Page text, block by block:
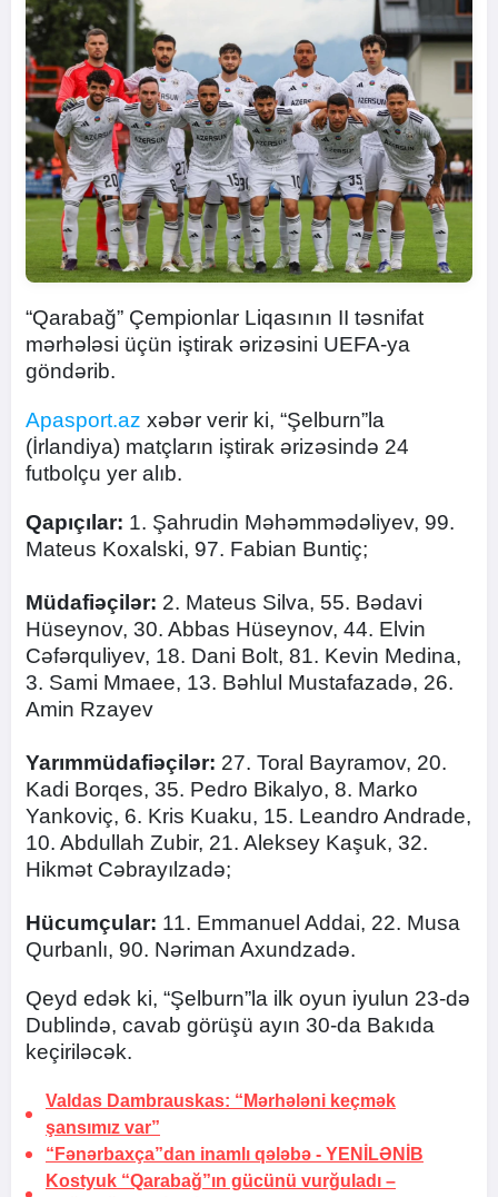
“Qarabağ” Çempionlar Liqasının II təsnifat
mərhələsi üçün iştirak ərizəsini UEFA-ya
göndərib.
Apasport.az xəbər verir ki, “Şelburn”la
(İrlandiya) matçların iştirak ərizəsində 24
futbolçu yer alıb.
Qapıçılar: 1. Şahrudin Məhəmmədəliyev, 99.
Mateus Koxalski, 97. Fabian Buntiç;
Müdafiəçilər: 2. Mateus Silva, 55. Bədavi
Hüseynov, 30. Abbas Hüseynov, 44. Elvin
Cəfərquliyev, 18. Dani Bolt, 81. Kevin Medina,
3. Sami Mmaee, 13. Bəhlul Mustafazadə, 26.
Amin Rzayev
Yarımmüdafiəçilər: 27. Toral Bayramov, 20.
Kadi Borqes, 35. Pedro Bikalyo, 8. Marko
Yankoviç, 6. Kris Kuaku, 15. Leandro Andrade,
10. Abdullah Zubir, 21. Aleksey Kaşuk, 32.
Hikmət Cəbrayılzadə;
Hücumçular: 11. Emmanuel Addai, 22. Musa
Qurbanlı, 90. Nəriman Axundzadə.
Qeyd edək ki, “Şelburn”la ilk oyun iyulun 23-də
Dublində, cavab görüşü ayın 30-da Bakıda
keçiriləcək.
Valdas Dambrauskas: “Mərhələni keçmək
şansımız var”
“Fənərbaxça”dan inamlı qələbə - YENİLƏNİB
Kostyuk “Qarabağ”ın gücünü vurğuladı –